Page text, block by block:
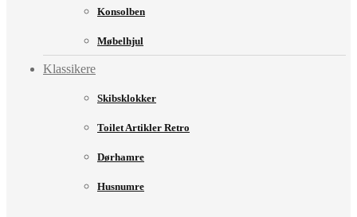
Konsolben
Møbelhjul
Klassikere
Skibsklokker
Toilet Artikler Retro
Dørhamre
Husnumre